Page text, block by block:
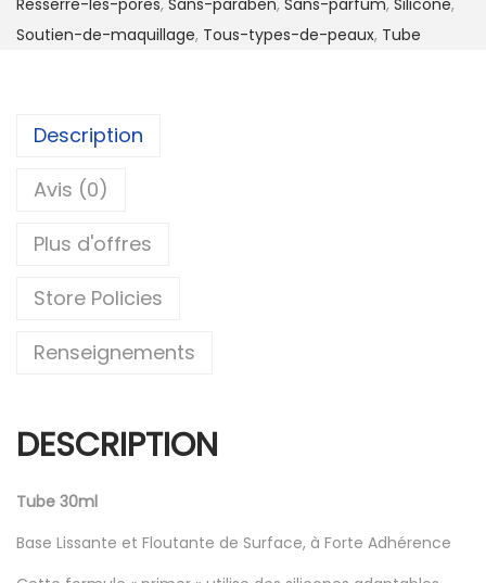
Resserre-les-pores, Sans-paraben, Sans-parfum, Silicone,
Soutien-de-maquillage, Tous-types-de-peaux, Tube
Description
Avis (0)
Plus d'offres
Store Policies
Renseignements
DESCRIPTION
Tube 30ml
Base Lissante et Floutante de Surface, à Forte Adhérence